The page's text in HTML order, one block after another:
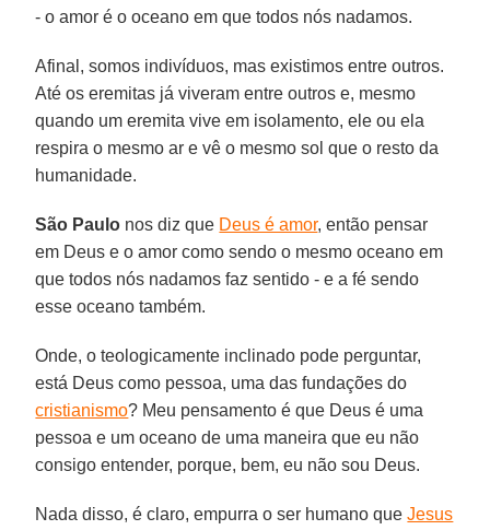
- o amor é o oceano em que todos nós nadamos.
Afinal, somos indivíduos, mas existimos entre outros.
Até os eremitas já viveram entre outros e, mesmo
quando um eremita vive em isolamento, ele ou ela
respira o mesmo ar e vê o mesmo sol que o resto da
humanidade.
São Paulo nos diz que Deus é amor, então pensar
em Deus e o amor como sendo o mesmo oceano em
que todos nós nadamos faz sentido - e a fé sendo
esse oceano também.
Onde, o teologicamente inclinado pode perguntar,
está Deus como pessoa, uma das fundações do
cristianismo? Meu pensamento é que Deus é uma
pessoa e um oceano de uma maneira que eu não
consigo entender, porque, bem, eu não sou Deus.
Nada disso, é claro, empurra o ser humano queJesus